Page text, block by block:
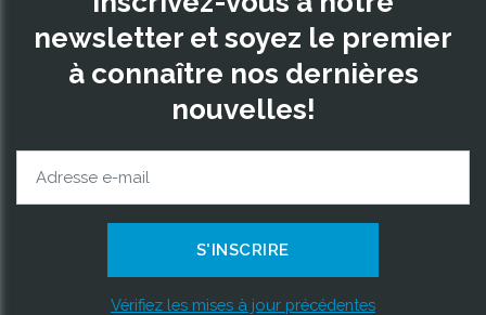
newsletter et soyez le premier
à connaître nos dernières
nouvelles!
Vérifiez les mises à jour précédentes